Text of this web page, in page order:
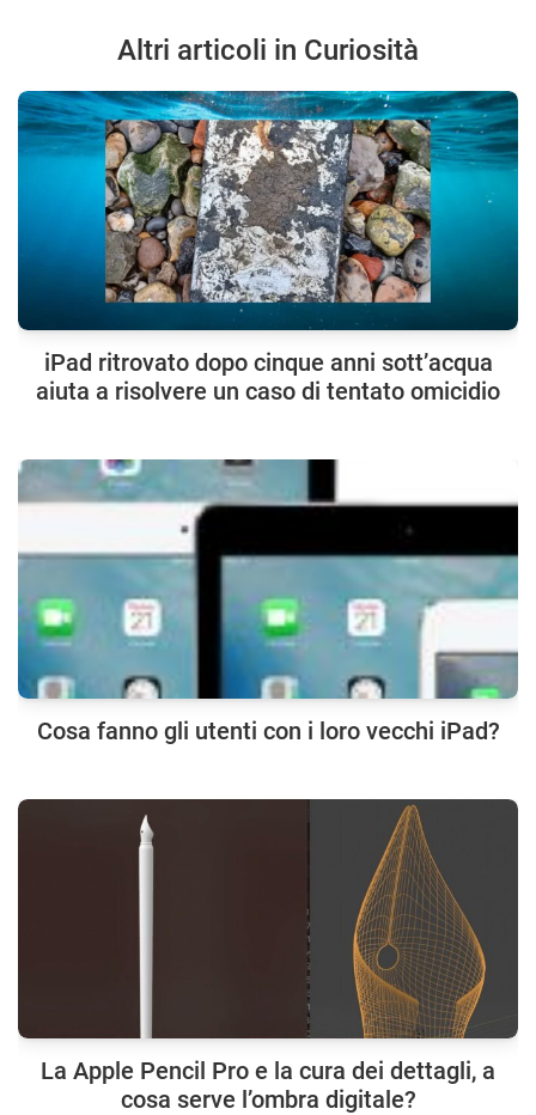
Altri articoli in Curiosità
iPad ritrovato dopo cinque anni sott’acqua
aiuta a risolvere un caso di tentato omicidio
Cosa fanno gli utenti con i loro vecchi iPad?
La Apple Pencil Pro e la cura dei dettagli, a
cosa serve l’ombra digitale?